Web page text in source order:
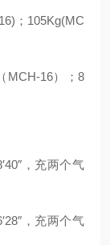
；105Kg(MC
MCH-16）；8
，充两个气
，充两个气